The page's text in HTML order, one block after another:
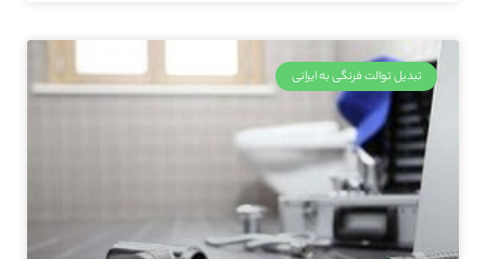
تبدیل توالت فرنگی به ایرانی